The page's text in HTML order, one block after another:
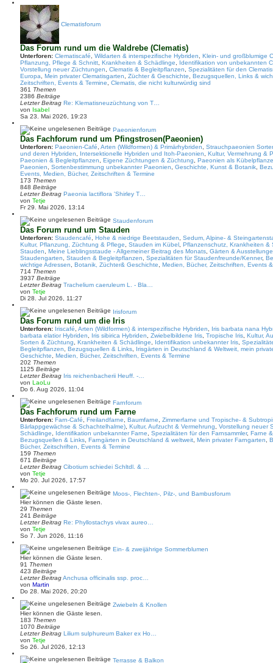
e
s
t
e
r
B
e
i
t
r
a
g
Clematisforum
Das Forum rund um die Waldrebe (Clematis)
Unterforen: Clematiscafé Wildarten & interspezifische Hybriden
Klein- und großblumige
Pflanzung, Pflege & Schnitt Krankheiten & Schädlinge
Identifikation von unbekannten
Vorstellung neuer Züchtungen
Clematis & Begleitpflanzen
Spezialitäten für den
Europa
Mein privater Clematisgarten Züchter & Geschichte
Bezugsquellen, Links &
Zeitschriften, Events & Termine
Clematis, die nicht kulturwürdig sind
361 Themen
2386 Beiträge
Letzter Beitrag Re: Klematisneuzüchtung von T…
von IsabelN
e
e
s
t
e
B
e
i
t
r
a
Sa 23. Mai 2026, 19:23
Paeonienforum
Das Fachforum rund um Pfingstrosen(Paeonien)
Unterforen: Paeonien-Café Arten (Wildformen) & Primärhybriden
Strauchpaeonien
und deren Hybriden
Intersektionelle Hybriden und Itoh-Paeonien
Kultur, Vermehrung &
Paeonien & Begleitpflanzen
Eigene Züchtungen & Züchtung
Paeonien als
Paeonien
Sortenbestimmung unbekannter Paeonien Geschichte, Kunst & Botanik
Events, Medien, Bücher, Zeitschriften & Termine
173 Themen
848 Beiträge
Letzter Beitrag Paeonia lactiflora 'Shirley T…
von Tetje
e
e
t
e
r
B
e
i
t
r
a
Fr 29. Mai 2026, 13:14
Staudenforum
Das Forum rund um Stauden
Unterforen: Staudencafé Hohe & niedrige Beetstauden
Sedum, Alpine- &
Kultur, Pflanzung, Züchtung & Pflege
Stauden im Kübel Pflanzenschutz, Krankheiten &
Stauden
Meine Lieblingsstaude - Allgemeiner Beitrag des Monats Gärten &
Staudengarten
Stauden & Begleitpflanzen Spezialitäten für Staudenfreunde/Kenner,
wichtige Adressen
Botanik, Züchter& Geschichte
Medien, Bücher, Zeitschriften, Events
714 Themen
3937 Beiträge
Letzter Beitrag Trachelium caeruleum L. - Bla…
von Tetje
e
e
t
e
r
B
e
i
t
r
a
g
Di 28. Jul 2026, 11:27
Irisforum
Das Forum rund um die Iris
Unterforen: Iriscafé Arten (Wildformen) & interspezifische Hybriden
Iris barbata nana
barbata elatior Hybriden
Iris sibirica Hybriden Zwiebelbildene Iris Tropische Iris Kultur,
Sorten & Züchtung
Krankheiten & Schädlinge Identifikation unbekannter Iris
Begleitpflanzen
Bezugsquellen & Links
Irisgärten in Deutschland & Weltweit, mein
Geschichte
Medien, Bücher, Zeitschriften, Events & Termine
202 Themen
1125 Beiträge
Letzter Beitrag Iris reichenbacherii Heuff. -…
von LaoLu
e
e
s
t
e
r
B
e
i
t
r
a
Do 6. Aug 2026, 11:04
Farnforum
Das Fachforum rund um Farne
Unterforen: Farn-Café Freilandfarne Baumfarne
Zimmerfarne und Tropische- &
Bärlappgewächse & Schachtelhalme) Kultur, Aufzucht & Vermehrung
Vorstellung neuer
Schädlinge
Identifikation unbekannter Farne Spezialitäten für den Farnsammler, Farne
Bezugsquellen & Links Farngärten in Deutschland & weltweit Mein privater Farngarten
Bücher, Zeitschriften, Events & Termine
159 Themen
671 Beiträge
Letzter Beitrag Cibotium schiedei Schltdl. & …
von Tetje
e
e
t
e
r
B
t
a
g
Mo 20. Jul 2026, 17:57
Moos-, Flechten-, Pilz-, und Bambusforum
Hier können die Gäste lesen.
29 Themen
241 Beiträge
Letzter Beitrag Re: Phyllostachys vivax aureo…
von Tetje
e
e
t
e
r
B
e
i
t
a
g
So 7. Jun 2026, 11:16
Ein- & zweijährige Sommerblumen
Hier können die Gäste lesen.
91 Themen
423 Beiträge
Letzter BeitragAnchusa officinalis ssp. proc…
von Martin
e
e
t
e
r
B
e
t
Do 28. Mai 2026, 20:20
Zwiebeln & Knollen
Hier können die Gäste lesen.
183 Themen
1070 Beiträge
Letzter Beitrag Lilium sulphureum Baker ex Ho…
von Tetje
e
e
So 26. Jul 2026, 12:13
Terrasse & Balkon